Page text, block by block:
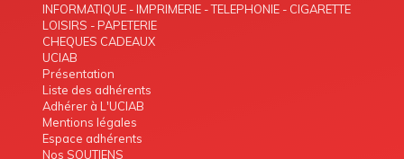
INFORMATIQUE - IMPRIMERIE - TELEPHONIE - CIGARETTE
ELECTRONIQUE
LOISIRS - PAPETERIE
CHEQUES CADEAUX
UCIAB
Présentation
Liste des adhérents
Adhérer à L'UCIAB
Mentions légales
Espace adhérents
Nos SOUTIENS